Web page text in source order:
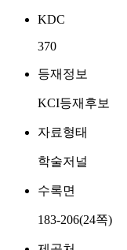
KDC
370
등재정보
KCI등재후보
자료형태
학술저널
수록면
183-206(24쪽)